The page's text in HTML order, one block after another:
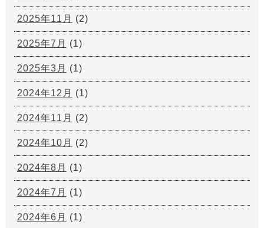
2025年11月 (2)
2025年7月 (1)
2025年3月 (1)
2024年12月 (1)
2024年11月 (2)
2024年10月 (2)
2024年8月 (1)
2024年7月 (1)
2024年6月 (1)